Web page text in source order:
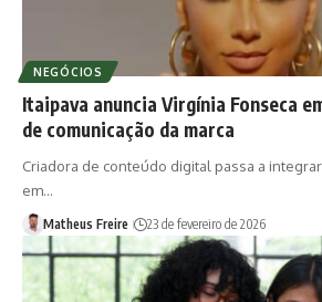
NEGÓCIOS
Itaipava anuncia Virgínia Fonseca
de comunicação da marca
Criadora de conteúdo digital passa a
em…
Matheus Freire 23 de fevereiro de 2026